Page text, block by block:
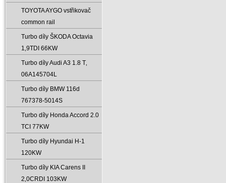
TOYOTA AYGO vstřikovač
common rail
Turbo díly ŠKODA Octavia
1‚9TDI 66KW
Turbo díly Audi A3 1.8 T‚
06A145704L
Turbo díly BMW 116d
767378-5014S
Turbo díly Honda Accord 2.0
TCI 77KW
Turbo díly Hyundai H-1
120KW
Turbo díly KIA Carens II
2‚0CRDI 103KW